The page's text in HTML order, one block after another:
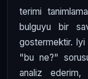
terimi
bulguyu bir
gostermektir.
"bu ne?"
analiz ederim,